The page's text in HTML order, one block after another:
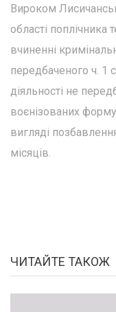
Вироком
області поплічника
вчиненні
передбаченого ч. 1
діяльності не
воєнізованих
вигляді
місяців.
ЧИТАЙТЕ ТАКОЖ